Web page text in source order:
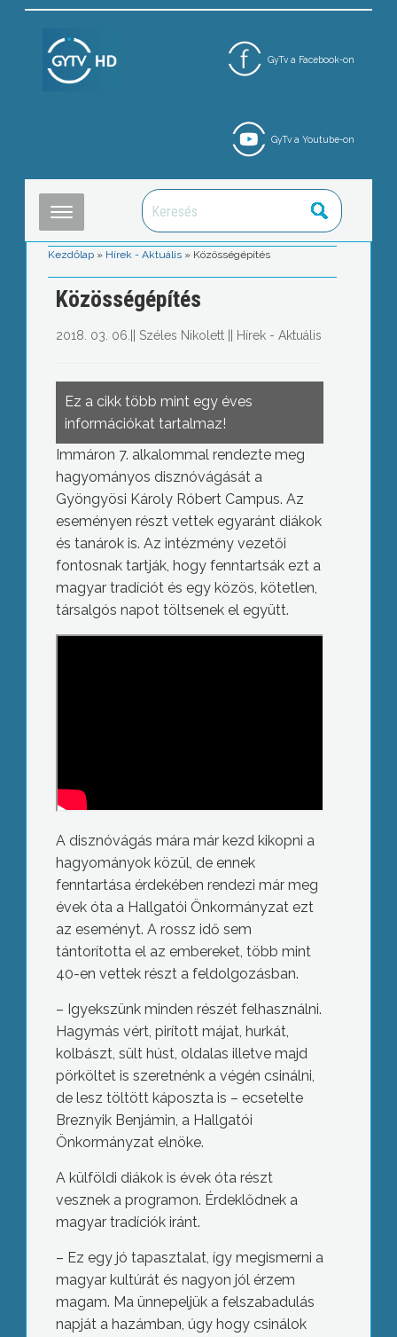
GyTv a Facebook-on
GyTv a Youtube-on
Kezdőlap » Hírek - Aktuális » Közösségépítés
Közösségépítés
2018. 03. 06. Széles Nikolett|| Hírek - Aktuális
Ez a cikk több mint egy éves
információkat tartalmaz!
Immáron 7. alkalommal rendezte meg
hagyományos disznóvágását a
Gyöngyösi Károly Róbert Campus. Az
eseményen részt vettek egyaránt diákok
és tanárok is. Az intézmény vezetői
fontosnak tartják, hogy fenntartsák ezt a
magyar tradíciót és egy közös, kötetlen,
társalgós napot töltsenek el együtt.
A disznóvágás mára már kezd kikopni a
hagyományok közül, de ennek
fenntartása érdekében rendezi már meg
évek óta a Hallgatói Önkormányzat ezt
az eseményt. A rossz idő sem
tántorította el az embereket, több mint
40-en vettek részt a feldolgozásban.
– Igyekszünk minden részét felhasználni.
Hagymás vért, pirított májat, hurkát,
kolbászt, sült húst, oldalas illetve majd
pörköltet is szeretnénk a végén csinálni,
de lesz töltött káposzta is – ecsetelte
Breznyik Benjámin, a Hallgatói
Önkormányzat elnöke.
A külföldi diákok is évek óta részt
vesznek a programon. Érdeklődnek a
magyar tradíciók iránt.
– Ez egy jó tapasztalat, így megismerni a
magyar kultúrát és nagyon jól érzem
magam. Ma ünnepeljük a felszabadulás
napját a hazámban, úgy hogy csinálok